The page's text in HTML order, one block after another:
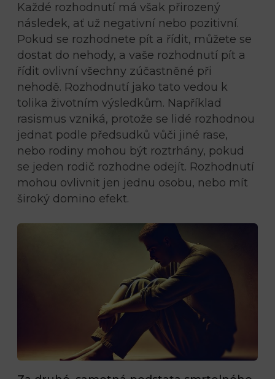
Každé rozhodnutí má však přirozený
následek, ať už negativní nebo pozitivní.
Pokud se rozhodnete pít a řídit, můžete se
dostat do nehody, a vaše rozhodnutí pít a
řídit ovlivní všechny zúčastněné při
nehodě. Rozhodnutí jako tato vedou k
tolika životním výsledkům. Například
rasismus vzniká, protože se lidé rozhodnou
jednat podle předsudků vůči jiné rase,
nebo rodiny mohou být roztrhány, pokud
se jeden rodič rozhodne odejít. Rozhodnutí
mohou ovlivnit jen jednu osobu, nebo mít
široký domino efekt.